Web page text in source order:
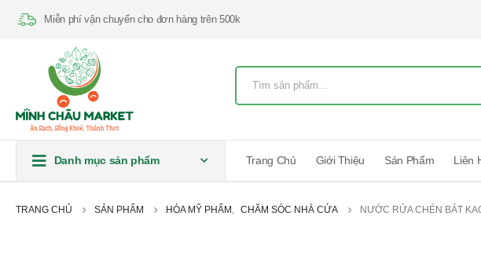
Miễn phí vận chuyển cho đơn hàng trên 500k
Danh mục sản phẩm Trang Chủ Giới Thiệu Sản Phẩm Liên
TRANG CHỦ SẢN PHẨM HÓA MỸ PHẨM CHĂM SÓC NHÀ CỬA NƯỚC RỬA CHÉN BÁT